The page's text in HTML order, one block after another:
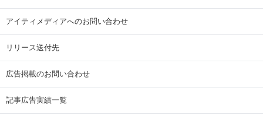
アイティメディアへのお問い合わせ
リリース送付先
広告掲載のお問い合わせ
記事広告実績一覧